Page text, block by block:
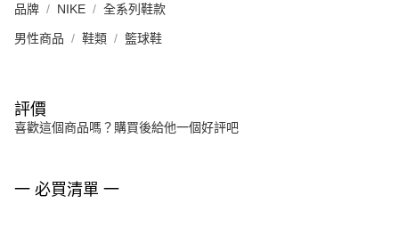
品牌 NIKE 全系列鞋款
男性商品 鞋類 籃球鞋
評價
喜歡這個商品嗎？購買後給他一個好評吧
一 必買清單 一